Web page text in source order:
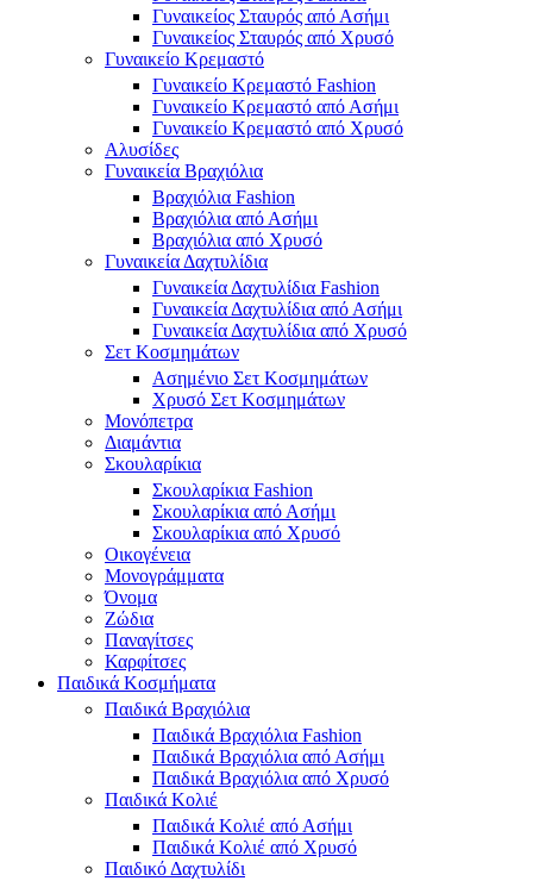
Γυναικείος Σταυρός από Ασήμι
Γυναικείος Σταυρός από Χρυσό
Γυναικείο Κρεμαστό
Γυναικείο Κρεμαστό Fashion
Γυναικείο Κρεμαστό από Ασήμι
Γυναικείο Κρεμαστό από Χρυσό
Αλυσίδες
Γυναικεία Βραχιόλια
Βραχιόλια Fashion
Βραχιόλια από Ασήμι
Βραχιόλια από Χρυσό
Γυναικεία Δαχτυλίδια
Γυναικεία Δαχτυλίδια Fashion
Γυναικεία Δαχτυλίδια από Ασήμι
Γυναικεία Δαχτυλίδια από Χρυσό
Σετ Κοσμημάτων
Ασημένιο Σετ Κοσμημάτων
Χρυσό Σετ Κοσμημάτων
Μονόπετρα
Διαμάντια
Σκουλαρίκια
Σκουλαρίκια Fashion
Σκουλαρίκια από Ασήμι
Σκουλαρίκια από Χρυσό
Οικογένεια
Μονογράμματα
Όνομα
Ζώδια
Παναγίτσες
Καρφίτσες
Παιδικά Κοσμήματα
Παιδικά Βραχιόλια
Παιδικά Βραχιόλια Fashion
Παιδικά Βραχιόλια από Ασήμι
Παιδικά Βραχιόλια από Χρυσό
Παιδικά Κολιέ
Παιδικά Κολιέ από Ασήμι
Παιδικά Κολιέ από Χρυσό
Παιδικό Δαχτυλίδι